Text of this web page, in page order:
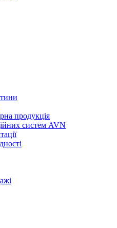
продукція
систем AVN